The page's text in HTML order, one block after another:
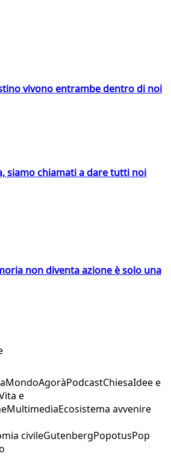
vivono entrambe dentro di noi
siamo chiamati a dare tutti noi
non diventa azione è solo una
MondoAgoràPodcastChiesaIdee e
e
MultimediaEcosistema avvenire
civileGutenbergPopotusPop